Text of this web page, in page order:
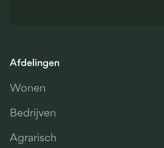
Afdelingen
Wonen
Bedrijven
Agrarisch